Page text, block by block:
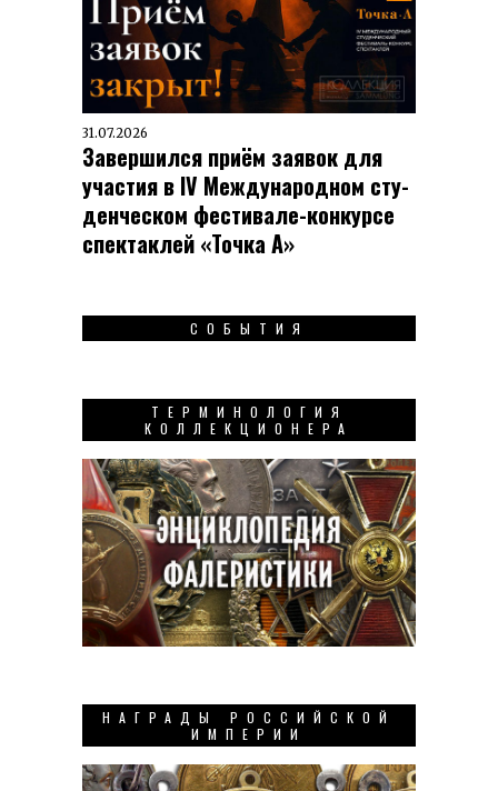
31.07.2026
Завершился приём заявок для
участия в IV Меж­ду­на­род­ном сту­
ден­чес­ком фес­ти­вале-кон­кур­се
спек­таклей «Точка А»
СОБЫТИЯ
ТЕРМИНОЛОГИЯ
КОЛЛЕКЦИОНЕРА
НАГРАДЫ РОССИЙСКОЙ
ИМПЕРИИ